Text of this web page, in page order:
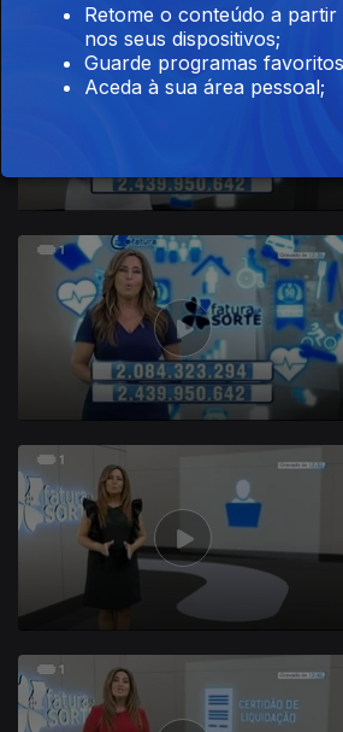
Retome o conteúdo a
nos seus dispositivos;
Guarde programas
Aceda à sua área pessoal;